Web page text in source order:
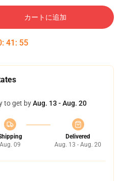
カートに追加
: 41 : 54
to get byAug. 13 - Aug. 20
Aug. 09
Delivered
Aug. 13 - Aug. 20